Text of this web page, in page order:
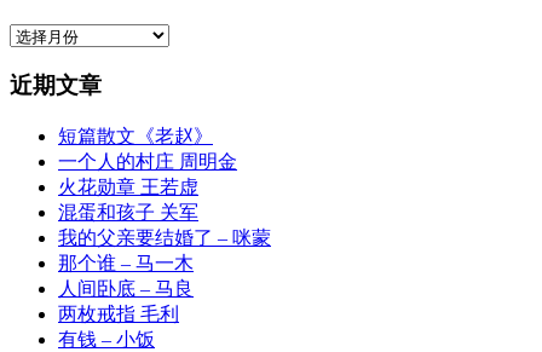
归
近期文章
短篇散文《老赵》
一个人的村庄 周明金
火花勋章 王若虚
混蛋和孩子 关军
我的父亲要结婚了 – 咪蒙
那个谁 – 马一木
人间卧底 – 马良
两枚戒指 毛利
有钱 – 小饭